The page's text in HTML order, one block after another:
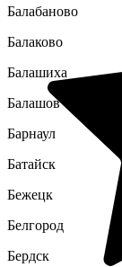
Балабаново
Балаково
Балашиха
Балашов
Барнаул
Батайск
Бежецк
Белгород
Бердск